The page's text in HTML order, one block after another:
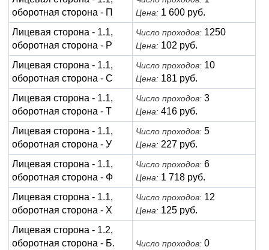
оборотная сторона - П
Цена: 1 600 руб.
Лицевая сторона - 1.1,
оборотная сторона - Р
Число проходов: 1250
Цена: 102 руб.
Лицевая сторона - 1.1,
оборотная сторона - С
Число проходов: 10
Цена: 181 руб.
Лицевая сторона - 1.1,
оборотная сторона - Т
Число проходов: 3
Цена: 416 руб.
Лицевая сторона - 1.1,
оборотная сторона - У
Число проходов: 5
Цена: 227 руб.
Лицевая сторона - 1.1,
оборотная сторона - Ф
Число проходов: 6
Цена: 1 718 руб.
Лицевая сторона - 1.1,
оборотная сторона - Х
Число проходов: 12
Цена: 125 руб.
Лицевая сторона - 1.2,
оборотная сторона - Б.
Число проходов: 0